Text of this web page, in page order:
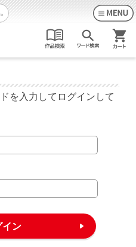
を入力してログインして